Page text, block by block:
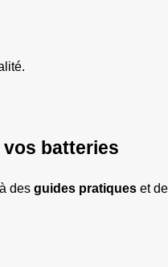
vos batteries
des guides pratiques et